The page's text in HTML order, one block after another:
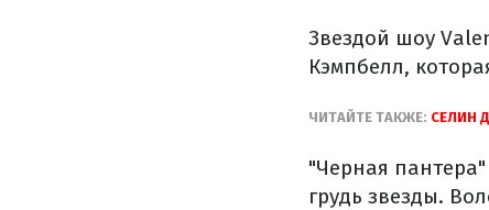
Звездой шоу
Кэмпбелл,
ЧИТАЙТЕ ТАКЖЕ: СЕЛИН
"Черная
грудь звезды.